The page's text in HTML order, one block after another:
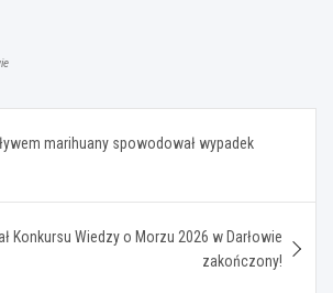
marihuany spowodował wypadek
Konkursu Wiedzy o Morzu 2026 w Darłowie
zakończony!